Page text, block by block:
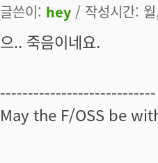
글쓴이: hey / 작성시간:
으.. 죽음이네요.
----------------------------
May the F/OSS be